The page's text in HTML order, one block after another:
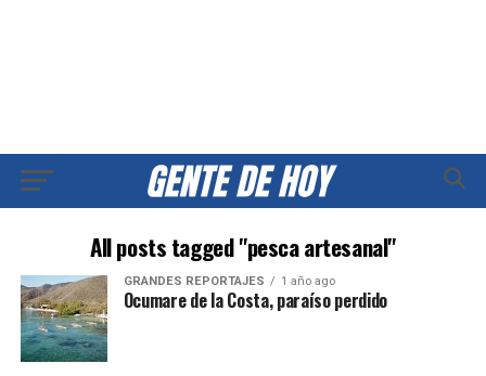
All posts tagged "pesca artesanal"
GRANDES REPORTAJES 1 año ago
Ocumare de la Costa, paraíso perdido